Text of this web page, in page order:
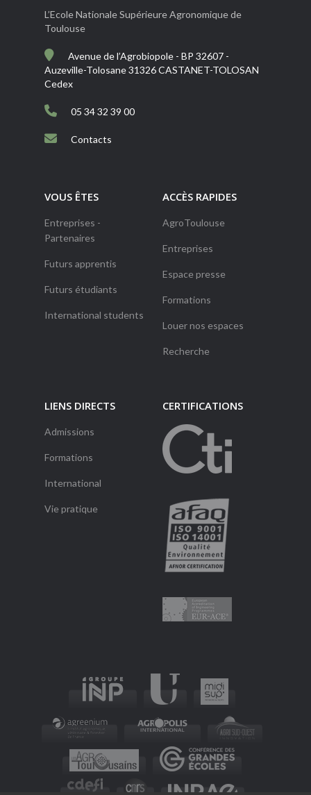
L’Ecole Nationale Supérieure Agronomique de
Toulouse
Avenue de l’Agrobiopole - BP 32607 -
Auzeville-Tolosane 31326 CASTANET-TOLOSAN
Cedex
05 34 32 39 00
Contacts
VOUS ÊTES
Entreprises -
Partenaires
Futurs apprentis
Futurs étudiants
International students
ACCÈS RAPIDES
AgroToulouse
Entreprises
Espace presse
Formations
Louer nos espaces
Recherche
LIENS DIRECTS
Admissions
Formations
International
Vie pratique
CERTIFICATIONS